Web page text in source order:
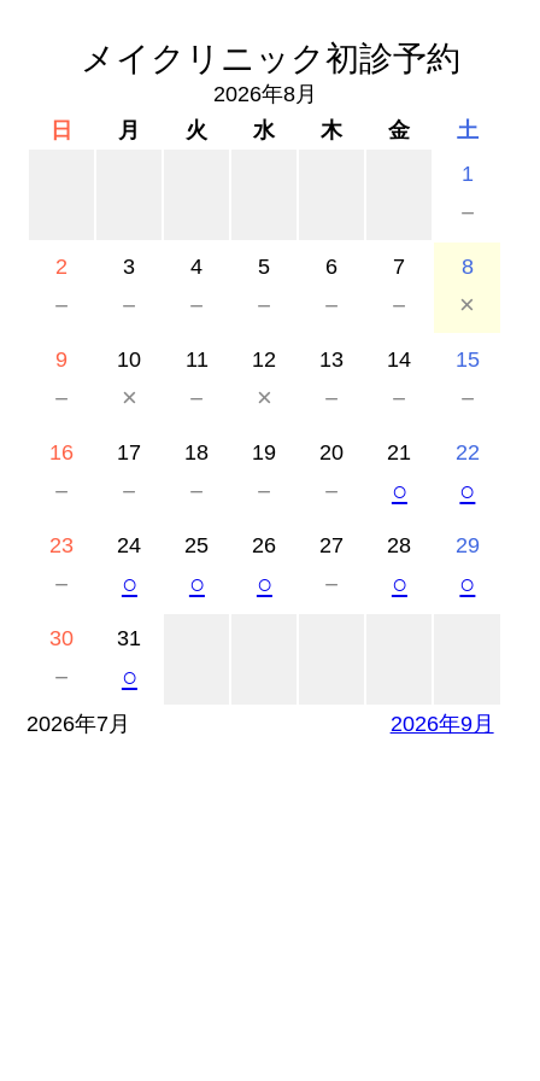
メイクリニック初診予約
2026年8月
日
月 火 水 木 金
土
1
－
2
－
3
－
4
－
5
－
6
－
7
－
8
×
9
－
10
×
11
－
12
×
13
－
14
－
15
－
16
－
17
－
18
－
19
－
20
－
21
○
22
○
23
－
24
○
25
○
26
○
27
－
28
○
29
○
30
－
31
○
2026年7月 2026年9月